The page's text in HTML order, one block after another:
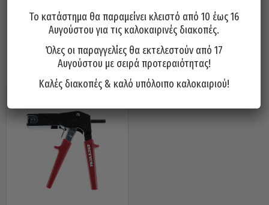
arthroton-vysmaton-gypsosanidas-tmc/
Μπορεί επίσης να σας αρέσει…
Το κατάστημα θα παραμείνει κλειστό από 10 έως 16
Αυγούστου για τις καλοκαιρινές διακοπές.
Όλες οι παραγγελίες θα εκτελεστούν από 17
Αυγούστου με σειρά προτεραιότητας!
Καλές διακοπές & καλό υπόλοιπο καλοκαιριού!